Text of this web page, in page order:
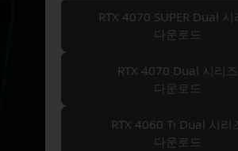
RTX 4070 SUPER Dual 시
다운로드
RTX 4070 Dual 시리즈
다운로드
RTX 4060 Ti Dual 시리
다운로드